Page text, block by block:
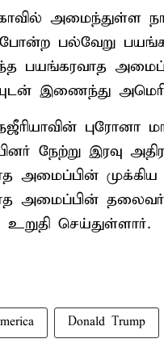
அமைந்துள்ள
பல்வேறு
இணைந்து
புரோனா
நேற்று இரவு
அமைப்பின் முக்கிய
அமைப்பின்
உறுதி செய்துள்ளார்.
Donald Trump